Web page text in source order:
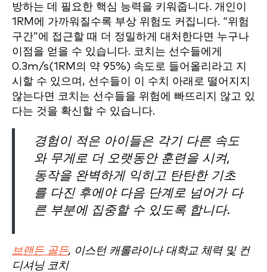
방하는 데 필요한 핵심 능력을 키워줍니다. 개인이
1RM에 가까워질수록 부상 위험도 커집니다. “위험
구간”에 접근할 때 더 정밀하게 대처한다면 누구나
이점을 얻을 수 있습니다. 코치는 선수들에게
0.3m/s(1RM의 약 95%) 속도로 들어올리라고 지
시할 수 있으며, 선수들이 이 수치 아래로 떨어지지
않는다면 코치는 선수들을 위험에 빠뜨리지 않고 있
다는 것을 확신할 수 있습니다.
경험이 적은 아이들은 각기 다른 속도
와 무게로 더 오랫동안 훈련을 시켜,
동작을 완벽하게 익히고 탄탄한 기초
를 다진 후에야 다음 단계로 넘어가 다
른 부분에 집중할 수 있도록 합니다.
브랜든 골든, 이스턴 캐롤라이나 대학교 체력 및 컨
디셔닝 코치